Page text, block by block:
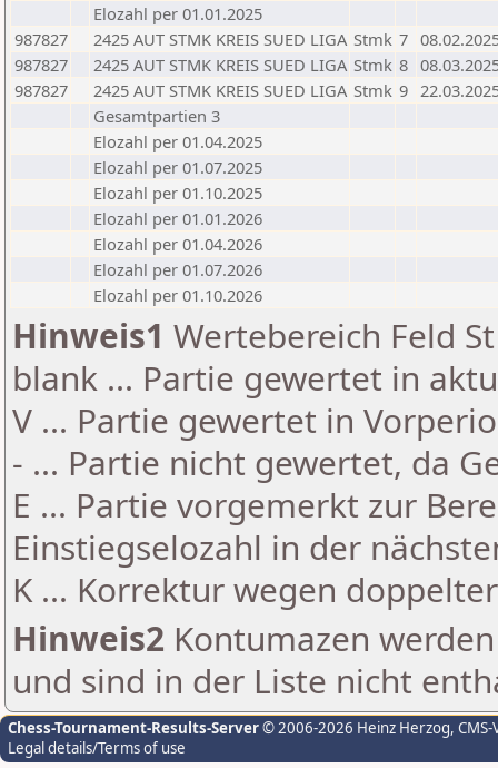
Elozahl per 01.01.2025
987827
2425 AUT STMK KREIS SUED LIGA Stmk 7
987827
2425 AUT STMK KREIS SUED LIGA Stmk 8
987827
2425 AUT STMK KREIS SUED LIGA Stmk 9
Gesamtpartien 3
Elozahl per 01.04.2025
Elozahl per 01.07.2025
Elozahl per 01.10.2025
Elozahl per 01.01.2026
Elozahl per 01.04.2026
Elozahl per 01.07.2026
Elozahl per 01.10.2026
Hinweis1 Wertebereich Feld
blank ... Partie gewertet in
V ... Partie gewertet in
- ... Partie nicht gewertet, da
E ... Partie vorgemerkt zur
Einstiegselozahl in der
K ... Korrektur wegen
Hinweis2 Kontumazen
und sind in der Liste nicht
Chess-Tournament-Results-Server© 2006-2026 Heinz Herzog,
Legal details/Terms of use